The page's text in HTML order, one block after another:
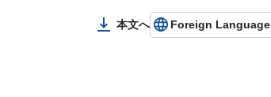
本文へ Foreign Language